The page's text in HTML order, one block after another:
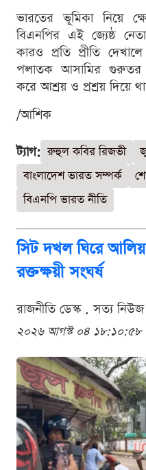
ভারতের ভূমিকা নিয়ে
বিএনপির এই জ্যেষ্ঠ
কারও প্রতি প্রীতি
পলাতক আসামির গুরুতর
করে আশ্রয় ও প্রশ্রয় দিয়ে
/আশিক
ট্যাগ: রুহুল কবির রিজভী
বাংলাদেশ ভারত সম্পর্ক
বিএনপি ভারত নীতি
সিট দখল ঘিরে আলিয়া
রক্তক্ষয়ী সংঘর্ষ
রাজনীতি ডেস্ক . সত্য নিউজ
২০২৬ আগস্ট ০৪ ১৮:১০:৫৮